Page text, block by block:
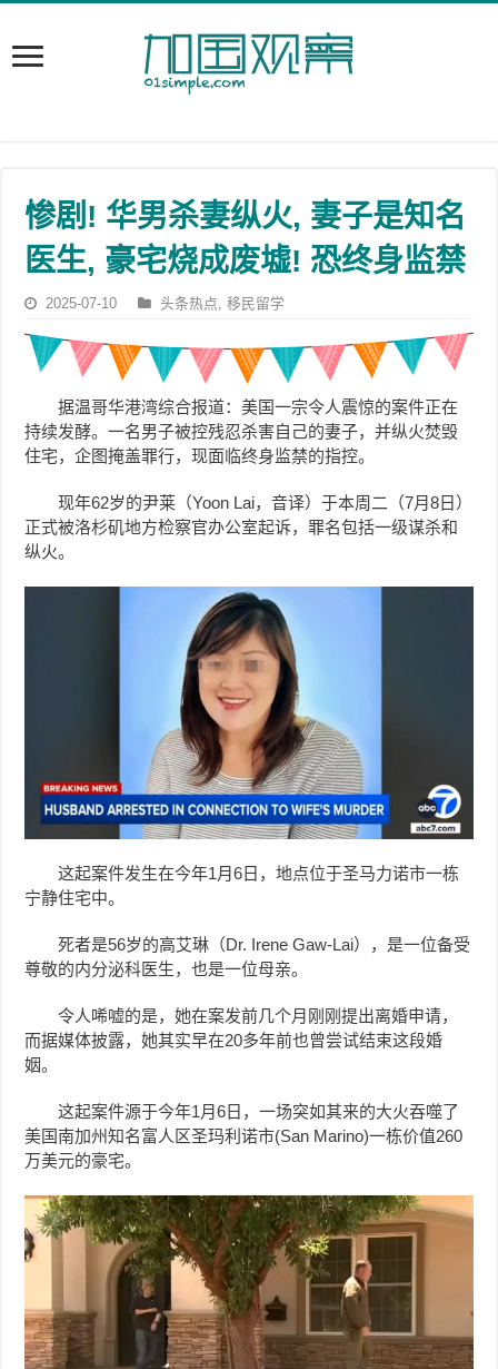
惨剧! 华男杀妻纵火, 妻子是知名
医生, 豪宅烧成废墟! 恐终身监禁
2025-07-10 头条热点,移民留学
据温哥华港湾综合报道：美国一宗令人震惊的案件正在
持续发酵。一名男子被控残忍杀害自己的妻子，并纵火焚毁
住宅，企图掩盖罪行，现面临终身监禁的指控。
现年62岁的尹莱（Yoon Lai，音译）于本周二（7月8日）
正式被洛杉矶地方检察官办公室起诉，罪名包括一级谋杀和
纵火。
这起案件发生在今年1月6日，地点位于圣马力诺市一栋
宁静住宅中。
死者是56岁的高艾琳（Dr. Irene Gaw-Lai），是一位备受
尊敬的内分泌科医生，也是一位母亲。
令人唏嘘的是，她在案发前几个月刚刚提出离婚申请，
而据媒体披露，她其实早在20多年前也曾尝试结束这段婚
姻。
这起案件源于今年1月6日，一场突如其来的大火吞噬了
美国南加州知名富人区圣玛利诺市(San Marino)一栋价值260
万美元的豪宅。